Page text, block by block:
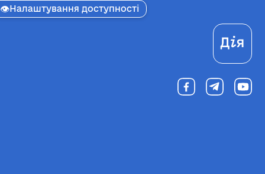
👁Налаштування доступності